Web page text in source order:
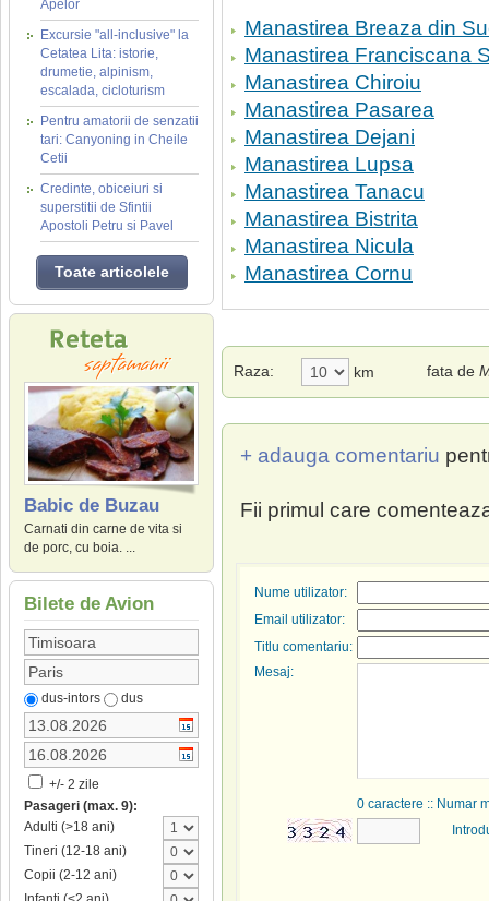
Apelor
Excursie "all-inclusive" la
Cetatea Lita: istorie,
drumetie, alpinism,
escalada, cicloturism
Pentru amatorii de senzatii
tari: Canyoning in Cheile
Cetii
Credinte, obiceiuri si
superstitii de Sfintii
Apostoli Petru si Pavel
Toate articolele
Babic de Buzau
Carnati din carne de vita si
de porc, cu boia. ...
Bilete de Avion
dus-intors dus
+/- 2 zile
Pasageri (max. 9):
Adulti (>18 ani)
Tineri (12-18 ani)
Copii (2-12 ani)
Manastirea Breaza din
Manastirea Franciscana
Manastirea Chiroiu
Manastirea Pasarea
Manastirea Dejani
Manastirea Lupsa
Manastirea Tanacu
Manastirea Bistrita
Manastirea Nicula
Manastirea Cornu
Raza: km fata de
+ adauga comentariu
Fii primul care
Nume utilizator:
Email utilizator:
Titlu comentariu:
Mesaj:
0 caractere :: Numar